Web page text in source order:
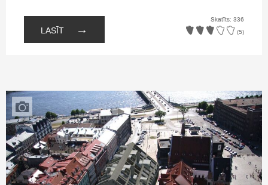
LASĪT →
Skatīts: 336
(5)